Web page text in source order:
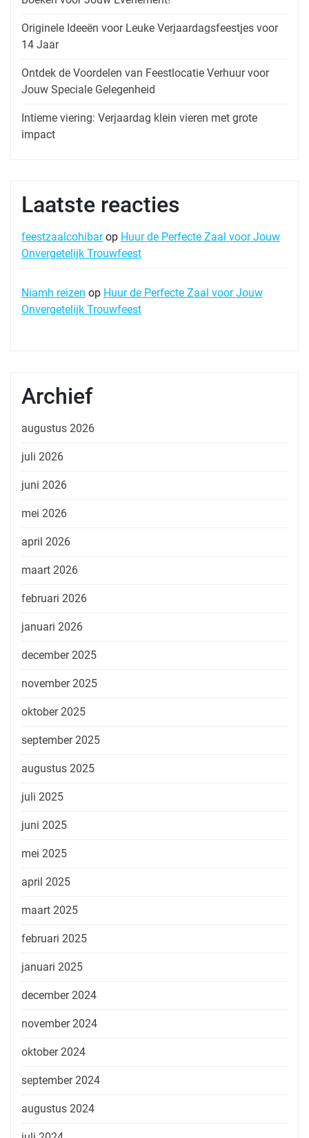
Originele Ideeën voor Leuke Verjaardagsfeestjes voor
14 Jaar
Ontdek de Voordelen van Feestlocatie Verhuur voor
Jouw Speciale Gelegenheid
Intieme viering: Verjaardag klein vieren met grote
impact
Laatste reacties
feestzaalcohibarop Huur de Perfecte Zaal voor Jouw
Onvergetelijk Trouwfeest
Niamh reizen op Huur de Perfecte Zaal voor Jouw
Onvergetelijk Trouwfeest
Archief
augustus 2026
juli 2026
juni 2026
mei 2026
april 2026
maart 2026
februari 2026
januari 2026
december 2025
november 2025
oktober 2025
september 2025
augustus 2025
juli 2025
juni 2025
mei 2025
april 2025
maart 2025
februari 2025
januari 2025
december 2024
november 2024
oktober 2024
september 2024
augustus 2024